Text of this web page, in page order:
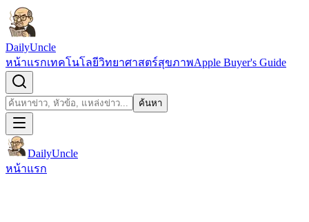
ข้ามไปยังเนื้อหา
DailyUncle
หน้าแรกเทคโนโลยีวิทยาศาสตร์สุขภาพApple Buyer's Guide
ค้นหา ค้นหา
DailyUncle
หน้าแรก